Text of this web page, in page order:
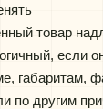
товар
если
габаритам,
по другим